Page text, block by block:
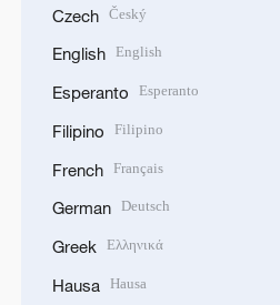
Czech Český
English English
Esperanto Esperanto
Filipino Filipino
French Français
German Deutsch
Greek Ελληνικά
Hausa Hausa